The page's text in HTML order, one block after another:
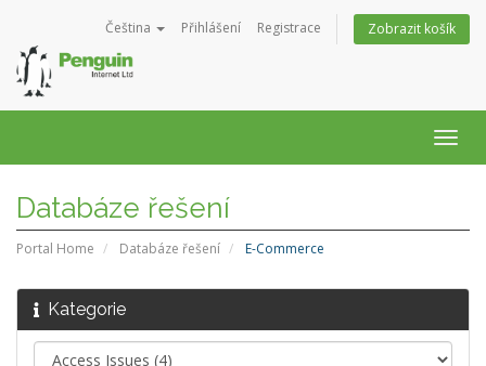
Čeština Přihlášení Registrace Zobrazit košík
Databáze řešení
Portal Home Databáze řešení E-Commerce
Kategorie